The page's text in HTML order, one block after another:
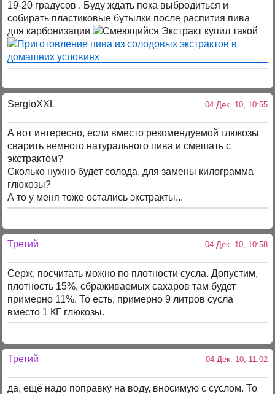
19-20 градусов . Буду ждать пока выбродиться и
собирать пластиковые бутылки после распития пива
для карбонизации
Экстракт купил такой
SergioXXL 04 Дек. 10, 10:55
А вот интересно, если вместо рекомендуемой глюкозы
сварить немного натурального пива и смешать с
экстрактом?
Сколько нужно будет солода, для замены килограмма
глюкозы?
А то у меня тоже остались экстракты...
Третий 04 Дек. 10, 10:58
Серж, посчитать можно по плотности сусла. Допустим,
плотность 15%, сбраживаемых сахаров там будет
примерно 11%. То есть, примерно 9 литров сусла
вместо 1 КГ глюкозы.
Третий 04 Дек. 10, 11:02
да, ещё надо поправку на воду, вносимую с суслом. То